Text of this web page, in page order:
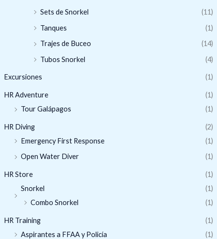
Sets de Snorkel
(11)
Tanques
(1)
Trajes de Buceo
(14)
Tubos Snorkel
(4)
Excursiones (1)
HR Adventure
(1)
Tour Galápagos
(1)
HR Diving
(2)
Emergency First Response
(1)
Open Water Diver
(1)
HR Store
(1)
Snorkel
(1)
Combo Snorkel
(1)
HR Training
(1)
Aspirantes a FFAA y Policía
(1)